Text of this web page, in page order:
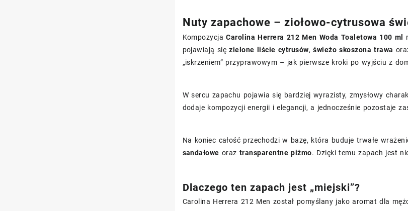
Nuty zapachowe – ziołowo-cytrusowa
KompozycjaCarolina Herrera 212 Men Woda Toaletowa 100 ml
pojawiają sięzielone liście cytrusów,świeżo skoszona trawa
„iskrzeniem” przyprawowym – jak pierwsze kroki po wyjściu z
W sercu zapachu pojawia się bardziej wyrazisty, zmysłowy
dodaje kompozycji energii i elegancji, a jednocześnie pozostaje
Na koniec całość przechodzi w bazę, która buduje trwałe
sandałowe oraz transparentne piżmo. Dzięki temu zapach jest
Dlaczego ten zapach jest „miejski”?
Carolina Herrera 212 Men został pomyślany jako aromat dla